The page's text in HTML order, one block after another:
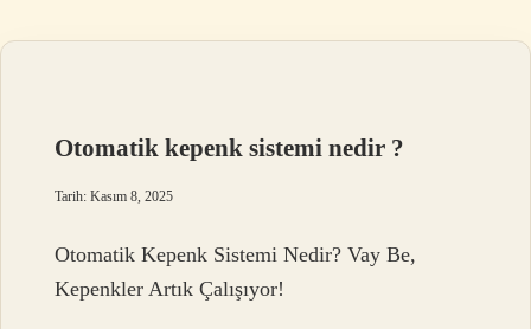
Otomatik kepenk sistemi nedir ?
Tarih: Kasım 8, 2025
Otomatik Kepenk Sistemi Nedir? Vay Be,
Kepenkler Artık Çalışıyor!